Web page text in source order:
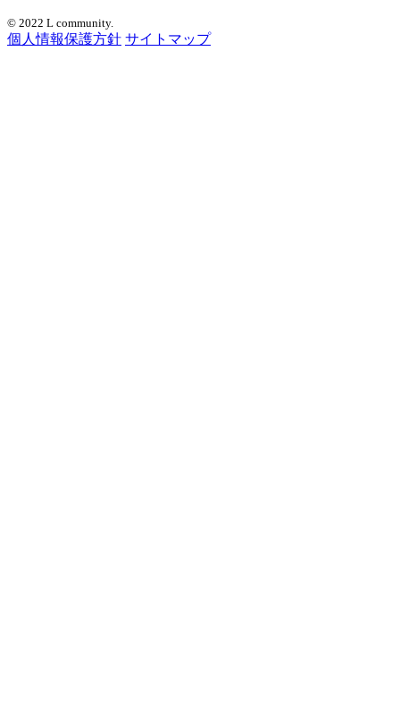
© 2022 L community.
個人情報保護方針 サイトマップ